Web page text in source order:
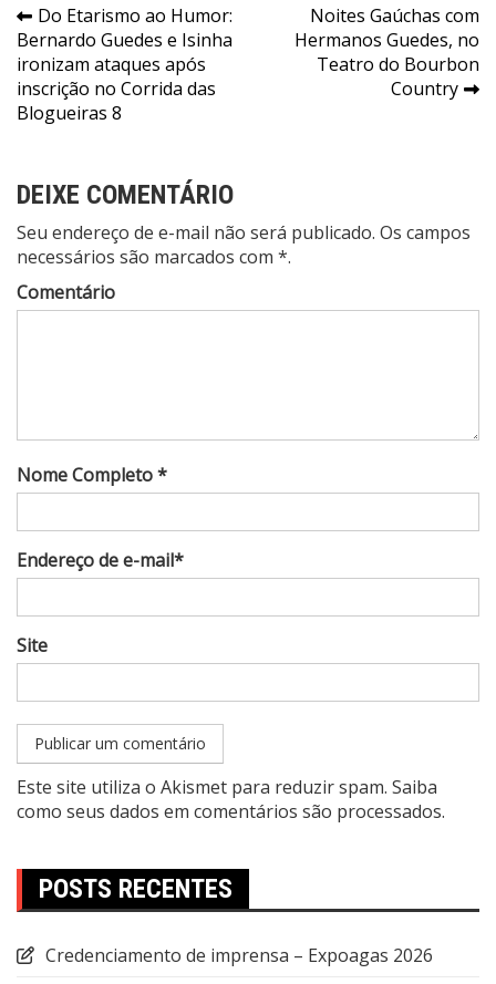
Navegação
de
Post
Do Etarismo ao Humor:
Bernardo Guedes e Isinha
ironizam ataques após
inscrição no Corrida das
Blogueiras 8
Noites Gaúchas com
Hermanos Guedes, no
Teatro do Bourbon
Country
DEIXE COMENTÁRIO
Seu endereço de e-mail não será publicado. Os campos
necessários são marcados com *.
Comentário
Nome Completo *
Endereço de e-mail*
Site
Este site utiliza o Akismet para reduzir spam. Saiba
como seus dados em comentários são processados.
POSTS RECENTES
Credenciamento de imprensa – Expoagas 2026